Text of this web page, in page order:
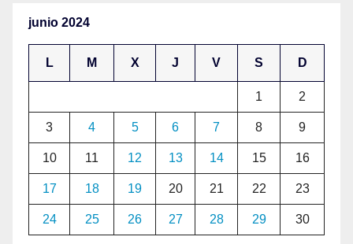
junio 2024
L M X J V S D
1 2
3 4 5 6 7 8 9
10 11 12 13 14 15 16
17 18 19 20 21 22 23
24 25 26 27 28 29 30